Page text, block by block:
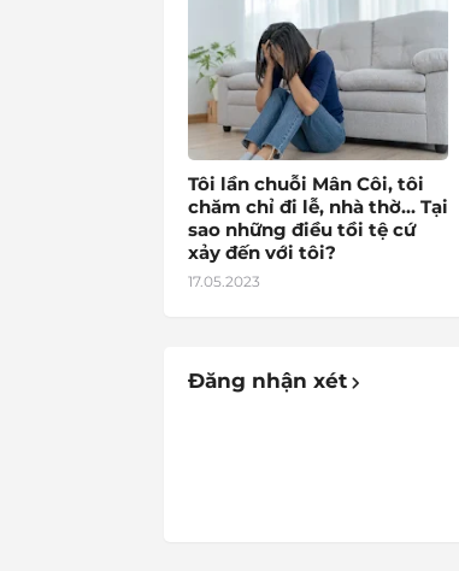
Tôi lần chuỗi Mân Côi, tôi
chăm chỉ đi lễ, nhà thờ… Tại
sao những điều tồi tệ cứ
xảy đến với tôi?
17.05.2023
Đăng nhận xét